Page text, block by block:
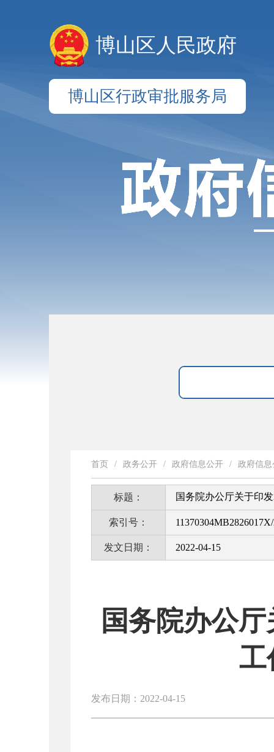
博山区人民政府
博山区行政审批服务局
首页 / 政务公开 / 政府信息公开 / 政府信
标题： 国务院办公厅关于印
索引号：
发文日期： 2022-04-15
国务院办公
工
发布日期：2022-04-15